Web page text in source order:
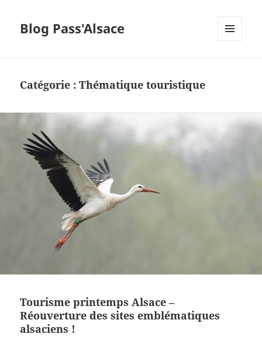
Blog Pass'Alsace
Catégorie :Thématique touristique
Tourisme printemps Alsace –
Réouverture des sites emblématiques
alsaciens !